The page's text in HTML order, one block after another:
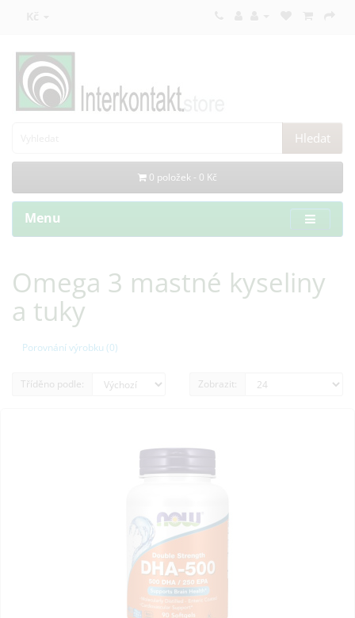
Kč
Hledat
0 položek - 0 Kč
Menu
Omega 3 mastné kyseliny
a tuky
Porovnání výrobku (0)
Tříděno podle: Zobrazit: